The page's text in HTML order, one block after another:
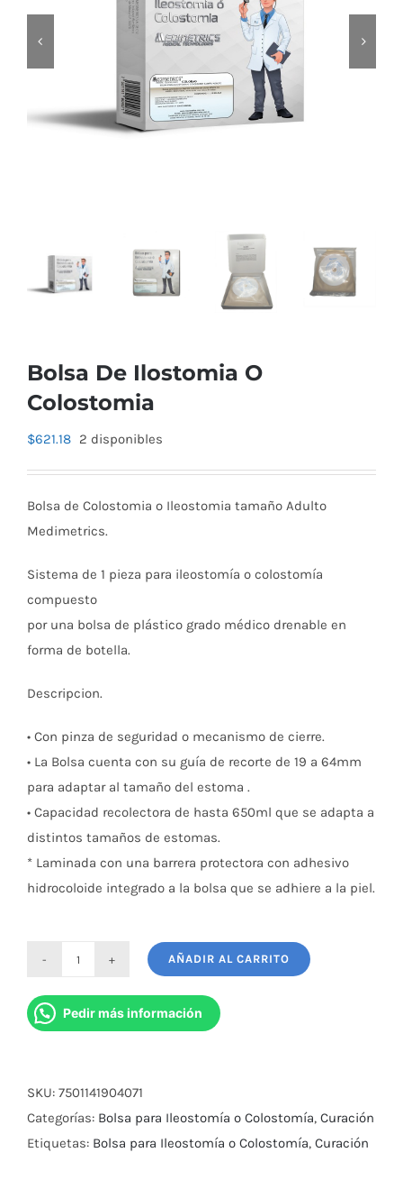
Bolsa De Ilostomia O
Colostomia
$621.18 2 disponibles
Bolsa de Colostomia o Ileostomia tamaño Adulto
Medimetrics.
Sistema de 1 pieza para ileostomía o colostomía
compuesto
por una bolsa de plástico grado médico drenable en
forma de botella.
Descripcion.
• Con pinza de seguridad o mecanismo de cierre.
• La Bolsa cuenta con su guía de recorte de 19 a 64mm
para adaptar al tamaño del estoma .
• Capacidad recolectora de hasta 650ml que se adapta a
distintos tamaños de estomas.
* Laminada con una barrera protectora con adhesivo
hidrocoloide integrado a la bolsa que se adhiere a la piel.
De
Ilostomia
cantidad
AÑADIR AL CARRITO
Pedir más información
SKU: 7501141904071
Categorías: Bolsa para Ileostomía o Colostomía, Curación
Etiquetas: Bolsa para Ileostomía o Colostomía, Curación